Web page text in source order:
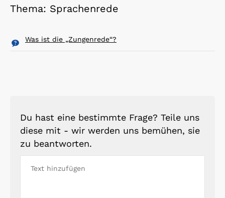
Thema: Sprachenrede
Was ist die „Zungenrede“?
Du hast eine bestimmte Frage? Teile uns
diese mit - wir werden uns bemühen, sie
zu beantworten.